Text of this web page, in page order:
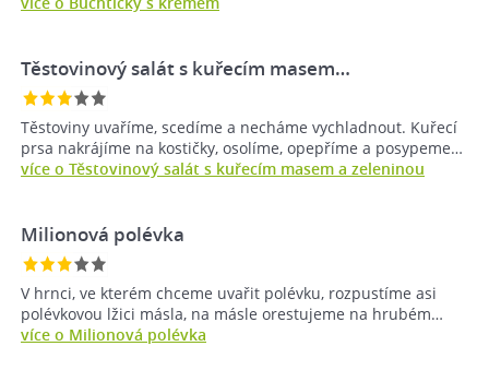
Těstovinový salát s kuřecím masem…
Těstoviny uvaříme, scedíme a necháme vychladnout. Kuřecí
prsa nakrájíme na kostičky, osolíme, opepříme a posypeme…
více o Těstovinový salát s kuřecím masem a zeleninou
Milionová polévka
V hrnci, ve kterém chceme uvařit polévku, rozpustíme asi
polévkovou lžici másla, na másle orestujeme na hrubém…
více o Milionová polévka